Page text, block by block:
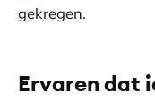
gekregen.
Ervaren dat